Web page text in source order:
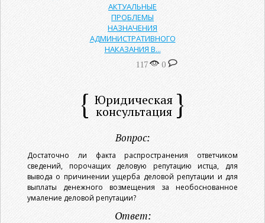
АКТУАЛЬНЫЕ
ПРОБЛЕМЫ
НАЗНАЧЕНИЯ
АДМИНИСТРАТИВНОГО
НАКАЗАНИЯ В...
117 0
Юридическая
консультация
Вопрос:
Достаточно ли факта распространения ответчиком
сведений, порочащих деловую репутацию истца, для
вывода о причинении ущерба деловой репутации и для
выплаты денежного возмещения за необоснованное
умаление деловой репутации?
Ответ: